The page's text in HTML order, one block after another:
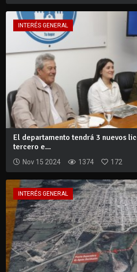
INTERÉS GENERAL
El departamento tendrá 3 nuevos
tercero e...
Nov 15 2024 1374 172
INTERÉS GENERAL